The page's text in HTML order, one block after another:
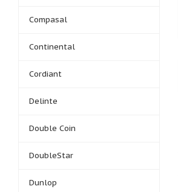
Compasal
Continental
Cordiant
Delinte
Double Coin
DoubleStar
Dunlop